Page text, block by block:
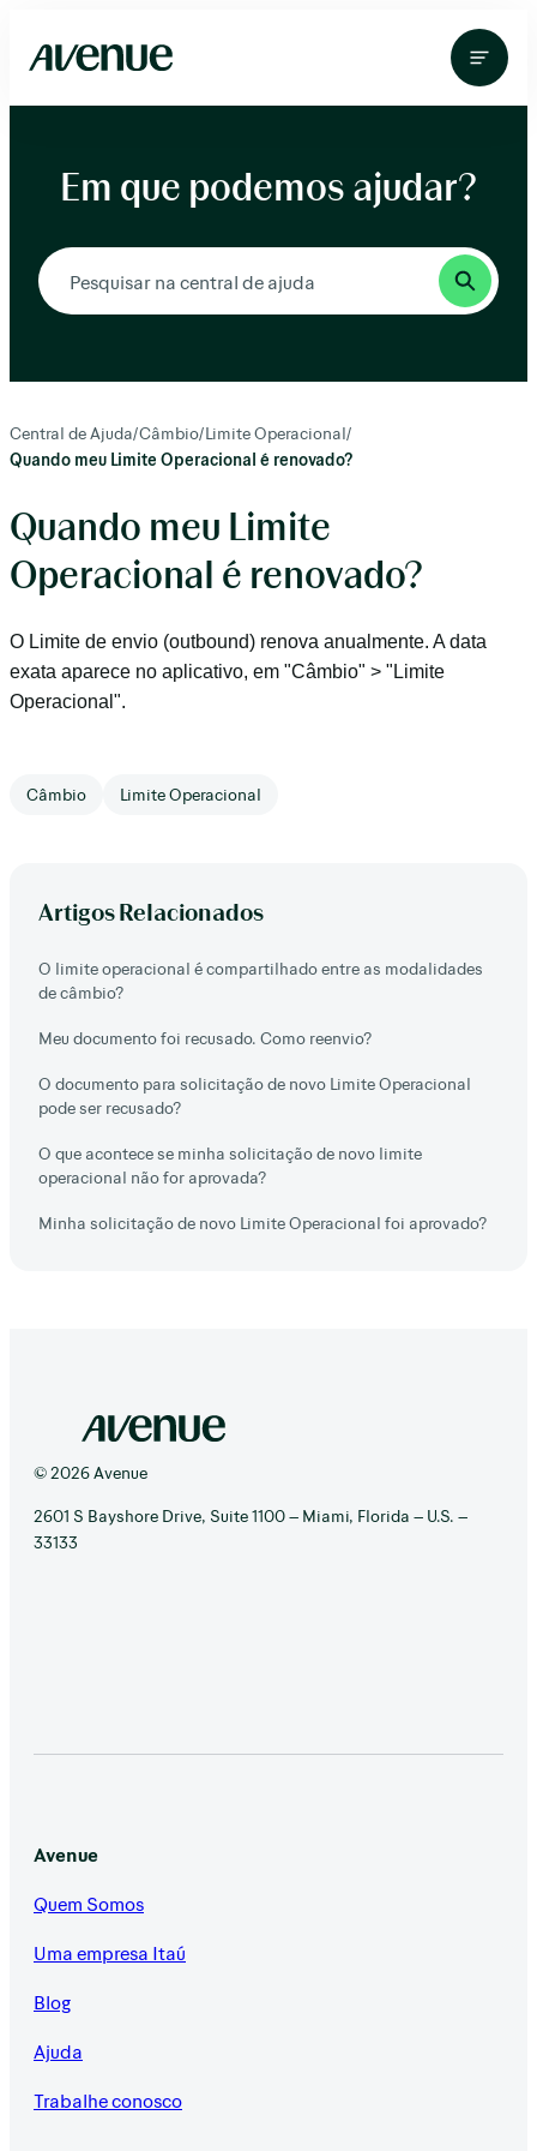
para
conteúdo
Em que podemos ajudar?
Central de Ajuda/Câmbio/Limite Operacional/
Quando meu Limite Operacional é renovado?
Quando meu Limite
Operacional é renovado?
O Limite de envio (outbound) renova anualmente. A data
exata aparece no aplicativo, em "Câmbio" > "Limite
Operacional".
Câmbio Limite Operacional
Artigos Relacionados
O limite operacional é compartilhado entre as modalidades
de câmbio?
Meu documento foi recusado. Como reenvio?
O documento para solicitação de novo Limite Operacional
pode ser recusado?
O que acontece se minha solicitação de novo limite
operacional não for aprovada?
Minha solicitação de novo Limite Operacional foi aprovado?
© 2026 Avenue
2601 S Bayshore Drive, Suite 1100 – Miami, Florida – U.S. –
33133
Avenue
Quem Somos
Uma empresa Itaú
Blog
Ajuda
Trabalhe conosco